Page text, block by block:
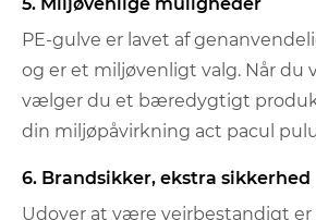
PE-gulve er lavet af
og er et miljøvenligt valg. Når du
vælger du et bæredygtigt
din miljøpåvirkning act pacul
6. Brandsikker, ekstra sikkerhed
Udover at være vejrbestandigt er